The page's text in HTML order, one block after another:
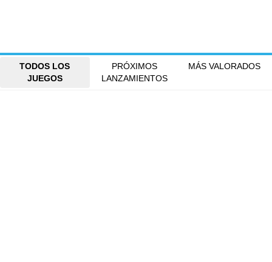
TODOS LOS
JUEGOS
PRÓXIMOS
LANZAMIENTOS
MÁS VALORADOS